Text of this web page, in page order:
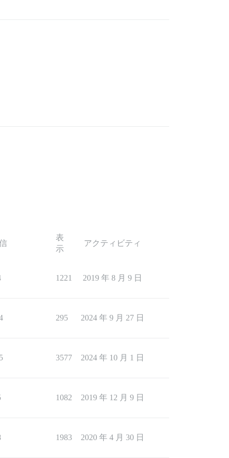
表
示
アクティビティ
1221 2019 年 8 月 9 日
295 2024 年 9 月 27 日
3577 2024 年 10 月 1 日
1082 2019 年 12 月 9 日
1983 2020 年 4 月 30 日